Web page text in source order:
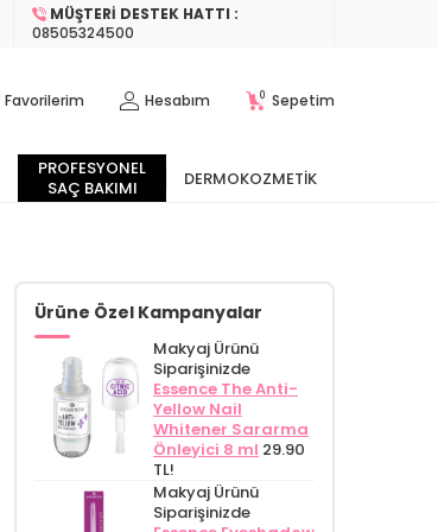
MÜŞTERI DESTEK HATTI :
08505324500
Favorilerim Hesabım 0 Sepetim
PROFESYONEL
SAÇ BAKIMI
DERMOKOZMETIK
Ürüne Özel Kampanyalar
Makyaj Ürünü
Siparişinizde
Essence The Anti-
Yellow Nail
Whitener Sararma
Önleyici 8 ml 29.90
TL!
Makyaj Ürünü
Siparişinizde